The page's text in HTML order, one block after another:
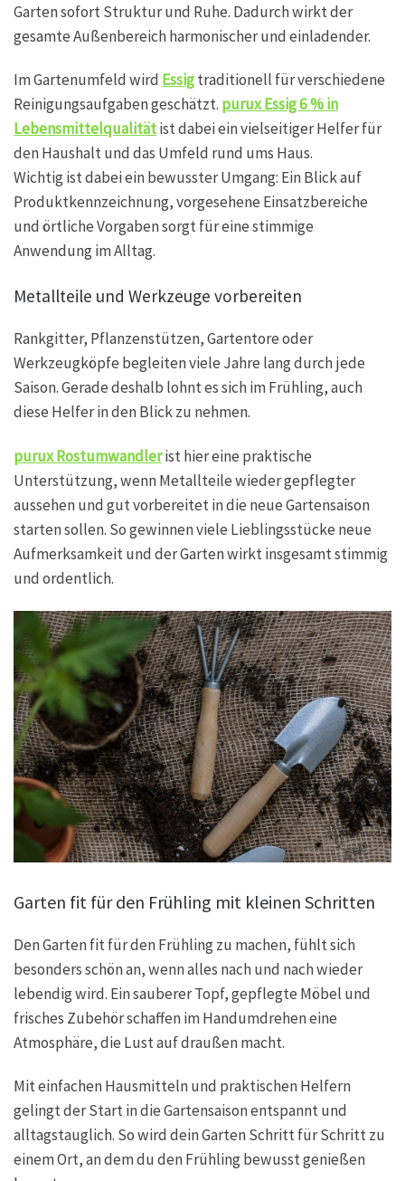
Garten sofort Struktur und Ruhe. Dadurch wirkt der
gesamte Außenbereich harmonischer und einladender.
Im Gartenumfeld wird Essigtraditionell für verschiedene
Reinigungsaufgaben geschätzt. purux Essig 6 % in
Lebensmittelqualitätist dabei ein vielseitiger Helfer für
den Haushalt und das Umfeld rund ums Haus.
Wichtig ist dabei ein bewusster Umgang: Ein Blick auf
Produktkennzeichnung, vorgesehene Einsatzbereiche
und örtliche Vorgaben sorgt für eine stimmige
Anwendung im Alltag.
Metallteile und Werkzeuge vorbereiten
Rankgitter, Pflanzenstützen, Gartentore oder
Werkzeugköpfe begleiten viele Jahre lang durch jede
Saison. Gerade deshalb lohnt es sich im Frühling, auch
diese Helfer in den Blick zu nehmen.
purux Rostumwandlerist hier eine praktische
Unterstützung, wenn Metallteile wieder gepflegter
aussehen und gut vorbereitet in die neue Gartensaison
starten sollen. So gewinnen viele Lieblingsstücke neue
Aufmerksamkeit und der Garten wirkt insgesamt stimmig
und ordentlich.
Garten fit für den Frühling mit kleinen Schritten
Den Garten fit für den Frühling zu machen, fühlt sich
besonders schön an, wenn alles nach und nach wieder
lebendig wird. Ein sauberer Topf, gepflegte Möbel und
frisches Zubehör schaffen im Handumdrehen eine
Atmosphäre, die Lust auf draußen macht.
Mit einfachen Hausmitteln und praktischen Helfern
gelingt der Start in die Gartensaison entspannt und
alltagstauglich. So wird dein Garten Schritt für Schritt zu
einem Ort, an dem du den Frühling bewusst genießen